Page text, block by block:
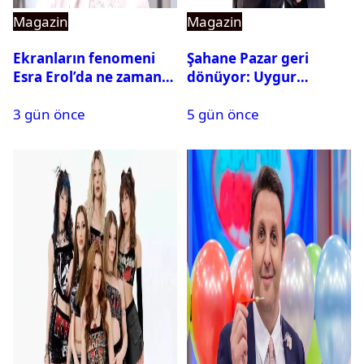
Magazin
Ekranların fenomeni
Esra Erol’da ne zaman
3 gün önce
Magazin
Şahane Pazar geri
dönüyor: Uygur
açıklama geldi
5 gün önce